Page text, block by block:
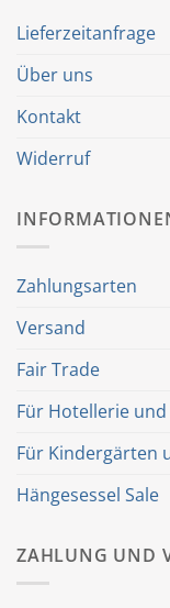
Lieferzeitanfrage
Über uns
Kontakt
Widerruf
Zahlungsarten
Versand
Fair Trade
Für Hotellerie
Für Kindergärten
Hängesessel Sale
ZAHLUNG UND